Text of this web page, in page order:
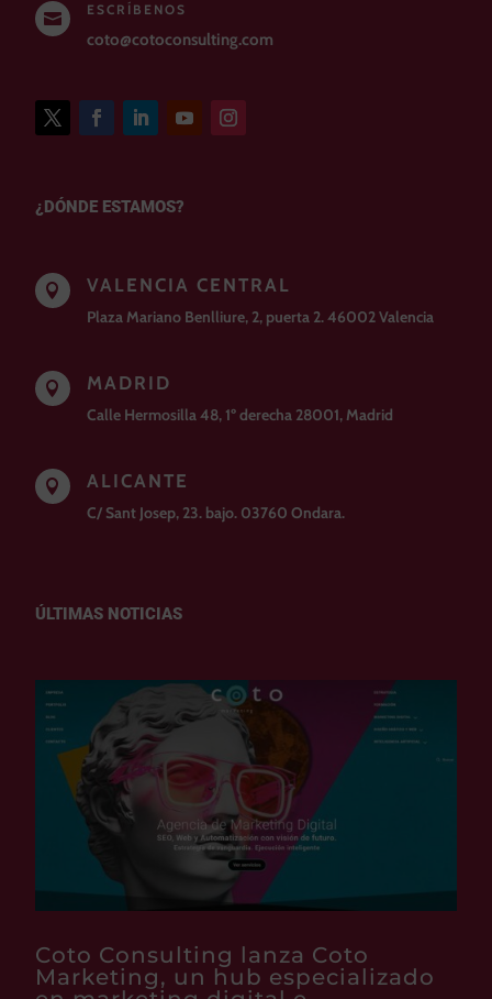

ESCRÍBENOS
coto@cotoconsulting.com
¿DÓNDE ESTAMOS?
 VALENCIA CENTRAL
Plaza Mariano Benlliure, 2, puerta 2. 46002 Valencia
 MADRID
Calle Hermosilla 48, 1º derecha 28001, Madrid
 ALICANTE
C/ Sant Josep, 23. bajo. 03760 Ondara.
ÚLTIMAS NOTICIAS
Coto Consulting lanza Coto
Marketing, un hub especializado